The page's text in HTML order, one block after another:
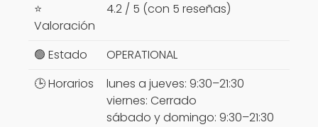
⭐
Valoración
4.2 / 5 (con 5 reseñas)
🟢 Estado
OPERATIONAL
🕒 Horarios
lunes a jueves: 9:30–21:30
viernes: Cerrado
sábado y domingo: 9:30–21:30